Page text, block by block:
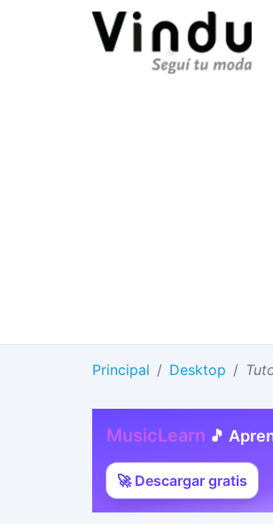
Principal / Desktop /
MusicLearn 🎵
🚀 Descargar gratis